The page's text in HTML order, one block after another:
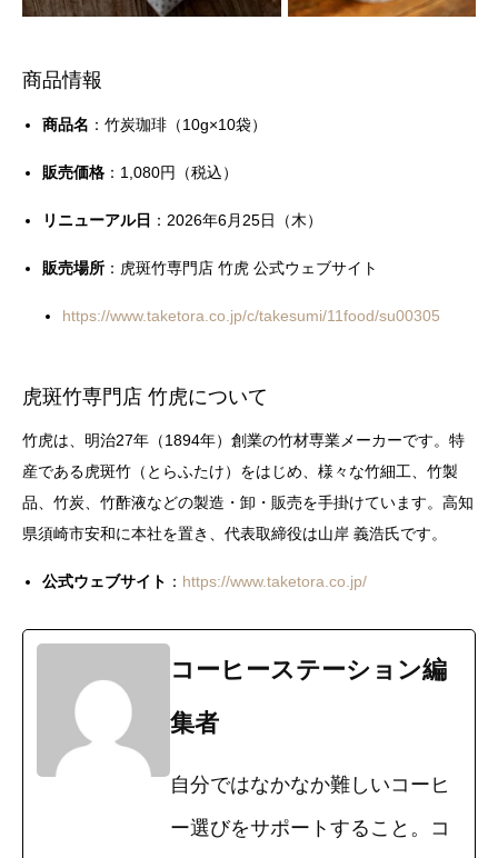
商品情報
商品名 ：竹炭珈琲（10g×10袋）
販売価格 ：1,080円（税込）
リニューアル日 ：2026年6月25日（木）
販売場所 ：虎斑竹専門店 竹虎 公式ウェブサイト
https://www.taketora.co.jp/c/takesumi/11food/su00305
虎斑竹専門店 竹虎について
竹虎は、明治27年（1894年）創業の竹材専業メーカーです。特
産である虎斑竹（とらふたけ）をはじめ、様々な竹細工、竹製
品、竹炭、竹酢液などの製造・卸・販売を手掛けています。高知
県須崎市安和に本社を置き、代表取締役は山岸 義浩氏です。
公式ウェブサイト ： https://www.taketora.co.jp/
コーヒーステーション編
集者
自分ではなかなか難しいコーヒ
ー選びをサポートすること。コ